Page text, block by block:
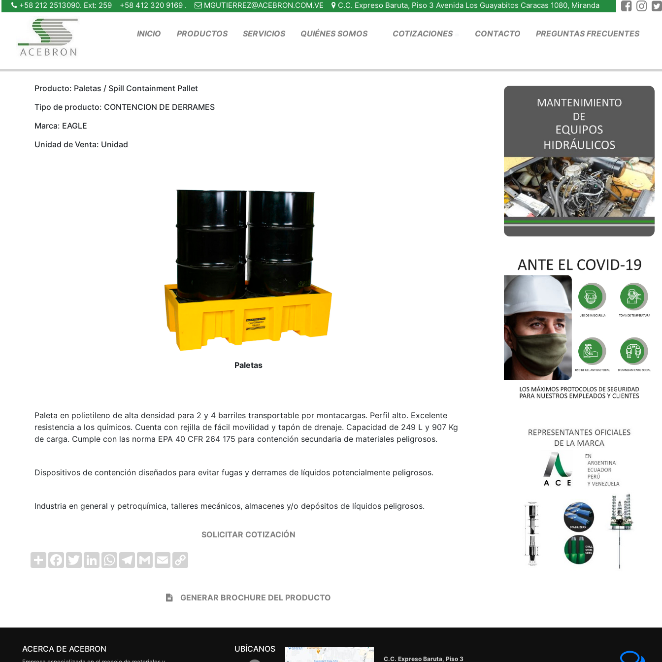
+58 212 2513090. Ext: 259 +58 412 320 9169 . MGUTIERREZ@ACEBRON.COM.VE C.C. Expreso Baruta, Piso 3 Avenida Los Guayabitos Caracas 1080, Miranda
INICIO PRODUCTOS SERVICIOS QUIÉNES SOMOS COTIZACIONES CONTACTO PREGUNTAS FRECUENTES
Producto: Paletas / Spill Containment Pallet
Tipo de producto: CONTENCION DE DERRAMES
Marca: EAGLE
Unidad de Venta: Unidad
Paletas
Paleta en polietileno de alta densidad para 2 y 4 barriles transportable por montacargas. Perfil alto. Excelente
resistencia a los químicos. Cuenta con rejilla de fácil movilidad y tapón de drenaje. Capacidad de 249 L y 907 Kg
de carga. Cumple con las norma EPA 40 CFR 264 175 para contención secundaria de materiales peligrosos.
Dispositivos de contención diseñados para evitar fugas y derrames de líquidos potencialmente peligrosos.
Industria en general y petroquímica, talleres mecánicos, almacenes y/o depósitos de líquidos peligrosos.
SOLICITAR COTIZACIÓN
Compartir
Facebook
TwitterLinkedInWhatsApp
Telegram
GmailEmail
GENERAR BROCHURE DEL PRODUCTO
ACERCA DE ACEBRON UBÍCANOS
C.C. Expreso Baruta, Piso 3